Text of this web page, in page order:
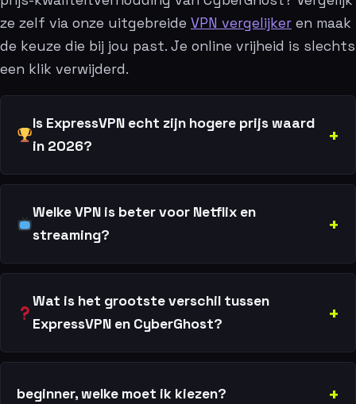
ze zelf via onze uitgebreide VPN vergelijker en maak
de keuze die bij jou past. Je online vrijheid is slechts
een klik verwijderd.
Is ExpressVPN echt zijn hogere prijs waard
in 2026?
Welke VPN is beter voor Netflix en
streaming?
Wat is het grootste verschil tussen
ExpressVPN en CyberGhost?
beginner, welke moet ik kiezen?